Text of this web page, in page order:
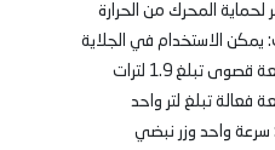
لحماية المحرك من الحرارة
يمكن الاستخدام في الجلاية
تبلغ 1.9 لترات
فعالة تبلغ لتر واحد
سرعة واحد وزر نبضي